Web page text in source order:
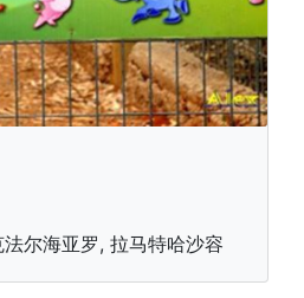
尔海亚罗, 拉马特哈沙容